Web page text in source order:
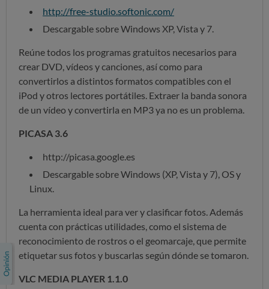
http://free-studio.softonic.com/
Descargable sobre Windows XP, Vista y 7.
Reúne todos los programas gratuitos necesarios para
crear DVD, vídeos y canciones, así como para
convertirlos a distintos formatos compatibles con el
iPod y otros lectores portátiles. Extraer la banda sonora
de un vídeo y convertirla en MP3 ya no es un problema.
PICASA 3.6
http://picasa.google.es
Descargable sobre Windows (XP, Vista y 7), OS y
Linux.
La herramienta ideal para ver y clasificar fotos. Además
cuenta con prácticas utilidades, como el sistema de
reconocimiento de rostros o el geomarcaje, que permite
etiquetar sus fotos y buscarlas según dónde se tomaron.
VLC MEDIA PLAYER 1.1.0